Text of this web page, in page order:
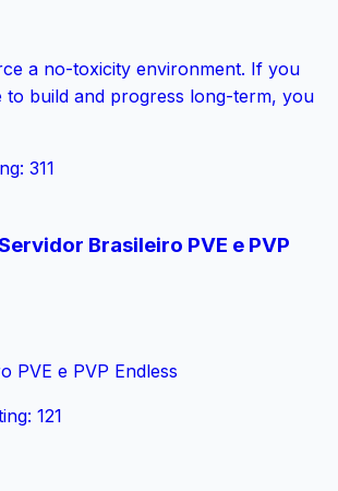
a no-toxicity environment. If you
to build and progress long-term, you
: 311
Brasileiro PVE e PVP
PVE e PVP Endless
: 121